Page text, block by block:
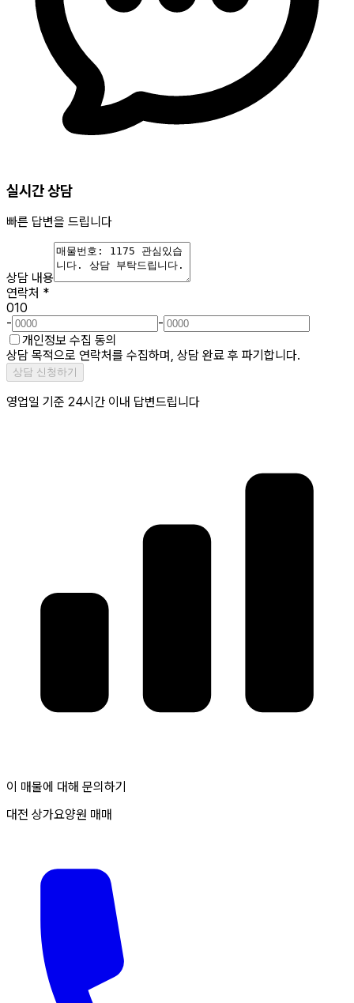
실시간 상담
빠른 답변을 드립니다
상담 내용
연락처 *
010
-
-
개인정보 수집 동의
상담 목적으로 연락처를 수집하며, 상담 완료 후 파기합니다.
상담 신청하기
영업일 기준 24시간 이내 답변드립니다
이 매물에 대해 문의하기
대전 상가요양원 매매